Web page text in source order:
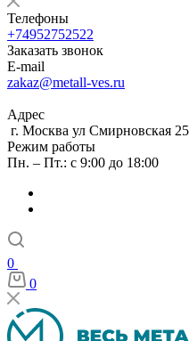
Телефоны
+74952752522
Заказать звонок
E-mail
zakaz@metall-ves.ru
Адрес
г. Москва ул Смирновская
Режим работы
Пн. – Пт.: с 9:00 до 18:00
0
0